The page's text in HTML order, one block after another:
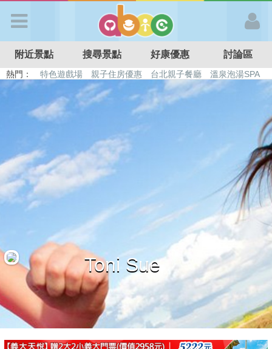
APP登入
首 頁
搜尋景點
好康優惠
最新留言
商家合作
推薦景點
附近景點 搜尋景點 好康優惠 討論區
熱門： 特色遊戲場 親子住房優惠 台北親子餐廳
溫泉泡湯SPA
溜滑梯民宿
觀光工廠 日本親子景點
Toni Sue